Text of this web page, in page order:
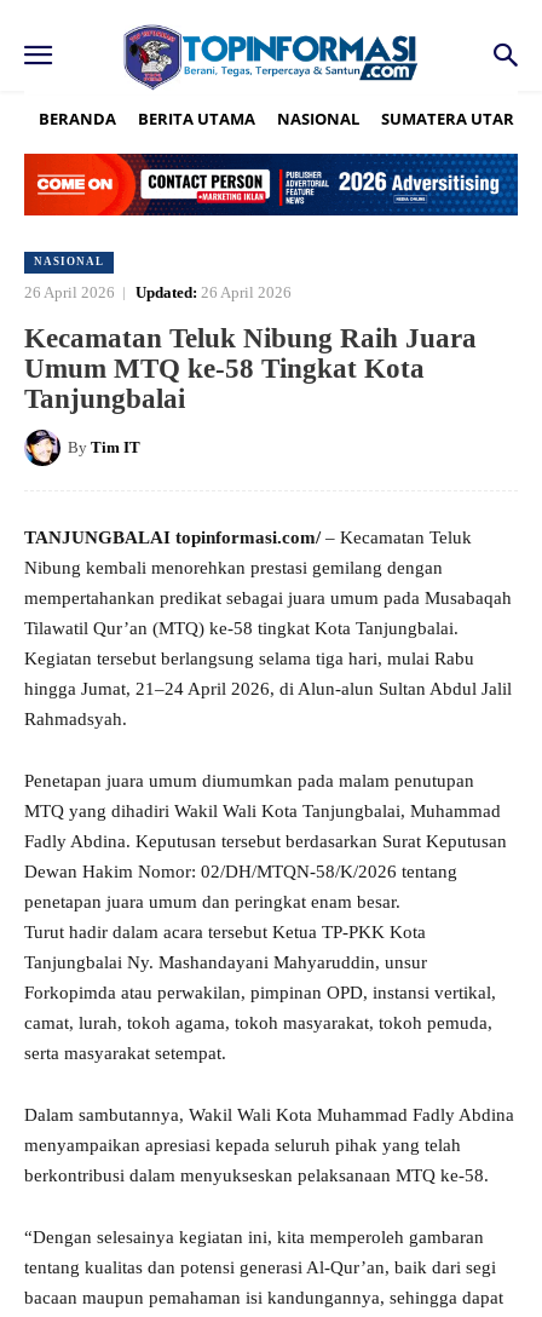
BERANDA BERITA UTAMA NASIONAL SUMATERA UTARA
NASIONAL
26 April 2026 Updated: 26 April 2026
Kecamatan Teluk Nibung Raih Juara
Umum MTQ ke-58 Tingkat Kota
Tanjungbalai
By Tim IT
TANJUNGBALAI topinformasi.com/– Kecamatan Teluk
Nibung kembali menorehkan prestasi gemilang dengan
mempertahankan predikat sebagai juara umum pada Musabaqah
Tilawatil Qur’an (MTQ) ke-58 tingkat Kota Tanjungbalai.
Kegiatan tersebut berlangsung selama tiga hari, mulai Rabu
hingga Jumat, 21–24 April 2026, di Alun-alun Sultan Abdul Jalil
Rahmadsyah.
Penetapan juara umum diumumkan pada malam penutupan
MTQ yang dihadiri Wakil Wali Kota Tanjungbalai, Muhammad
Fadly Abdina. Keputusan tersebut berdasarkan Surat Keputusan
Dewan Hakim Nomor: 02/DH/MTQN-58/K/2026 tentang
penetapan juara umum dan peringkat enam besar.
Turut hadir dalam acara tersebut Ketua TP-PKK Kota
Tanjungbalai Ny. Mashandayani Mahyaruddin, unsur
Forkopimda atau perwakilan, pimpinan OPD, instansi vertikal,
camat, lurah, tokoh agama, tokoh masyarakat, tokoh pemuda,
serta masyarakat setempat.
Dalam sambutannya, Wakil Wali Kota Muhammad Fadly Abdina
menyampaikan apresiasi kepada seluruh pihak yang telah
berkontribusi dalam menyukseskan pelaksanaan MTQ ke-58.
“Dengan selesainya kegiatan ini, kita memperoleh gambaran
tentang kualitas dan potensi generasi Al-Qur’an, baik dari segi
bacaan maupun pemahaman isi kandungannya, sehingga dapat